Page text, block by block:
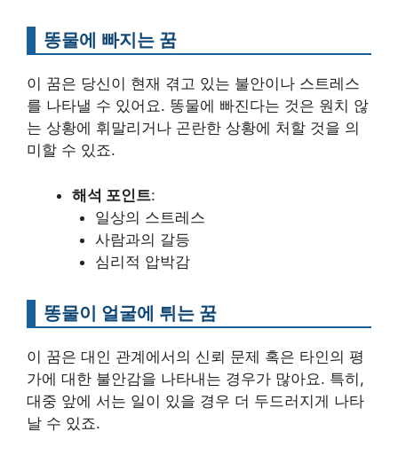
똥물에 빠지는 꿈
이 꿈은 당신이 현재 겪고 있는 불안이나 스트레스
를 나타낼 수 있어요. 똥물에 빠진다는 것은 원치 않
는 상황에 휘말리거나 곤란한 상황에 처할 것을 의
미할 수 있죠.
해석 포인트:
일상의 스트레스
사람과의 갈등
심리적 압박감
똥물이 얼굴에 튀는 꿈
이 꿈은 대인 관계에서의 신뢰 문제 혹은 타인의 평
가에 대한 불안감을 나타내는 경우가 많아요. 특히,
대중 앞에 서는 일이 있을 경우 더 두드러지게 나타
날 수 있죠.